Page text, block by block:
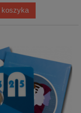
zł
4,99 zł
cena: 4,99 zł
koszyka
koszyka